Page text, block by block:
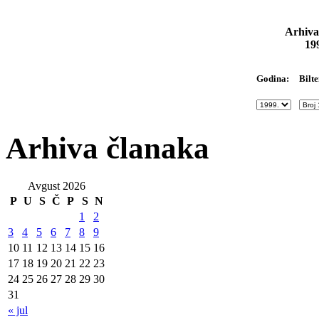
Godina:
Arhiva članaka
Avgust 2026
P U S Č P S N
« jul
1
2
3
4 5 6 7 8
9
10 11 12 13 14 15 16
17 18 19 20 21 22 23
24 25 26 27 28 29 30
31